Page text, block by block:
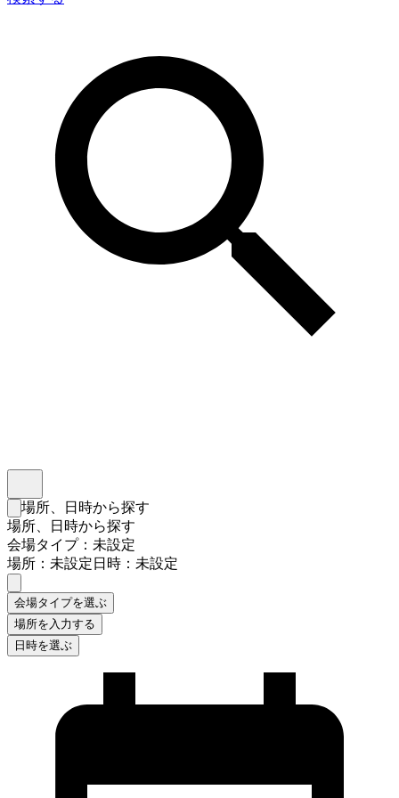
検索フォームを閉じる
場所、日時から探す
場所、日時から探す
会場タイプ：未設定
場所：未設定日時：未設定
会場タイプを選ぶ
場所を入力する
日時を選ぶ